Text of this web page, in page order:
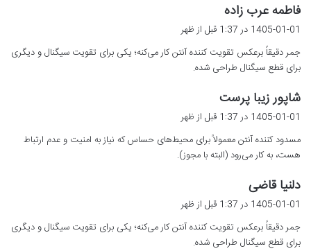
فاطمه عرب زاده
ف
:
1405-01-01 در 1:37 قبل از ظهر
جمر دقیقاً برعکس تقویت کننده آنتن کار می‌کنه؛ یکی برای تقویت سیگنال و دیگری
برای قطع سیگنال طراحی شده.
شاپور زیبا پرست
ف
:
1405-01-01 در 1:37 قبل از ظهر
مسدود کننده آنتن معمولاً برای محیط‌های حساس که نیاز به امنیت و عدم ارتباط
هست، به کار می‌رود (البته با مجوز).
دلنیا قاضی
ت
:
1405-01-01 در 1:37 قبل از ظهر
جمر دقیقاً برعکس تقویت کننده آنتن کار می‌کنه؛ یکی برای تقویت سیگنال و دیگری
برای قطع سیگنال طراحی شده.